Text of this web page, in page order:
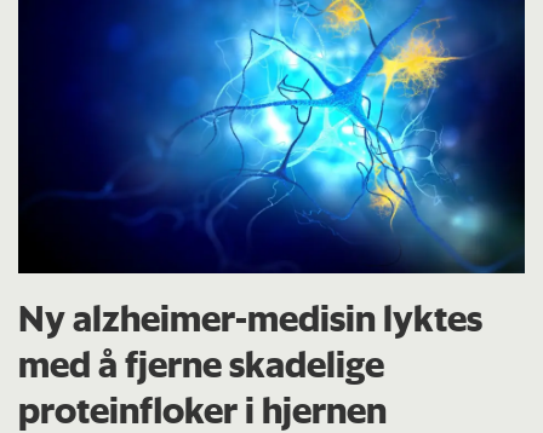
Ny alzheimer-medisin lyktes
med å fjerne skadelige
proteinfloker i hjernen